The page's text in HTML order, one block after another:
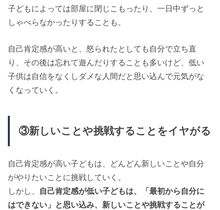
子どもによっては部屋に閉じこもったり、一日中ずっと
しゃべらなかったりすることも。
自己肯定感が高いと、怒られたとしても自分で立ち直
り、その後は忘れて遊んだりすることも多いけど、低い
子供は自信をなくしダメな人間だと思い込んで元気がな
くなっていく。
③新しいことや挑戦することをイヤがる
自己肯定感が高い子どもは、どんどん新しいことや自分
がやりたいことに挑戦していく。
しかし、 自己肯定感が低い子どもは、「最初から自分に
はできない」と思い込み、新しいことや挑戦することが